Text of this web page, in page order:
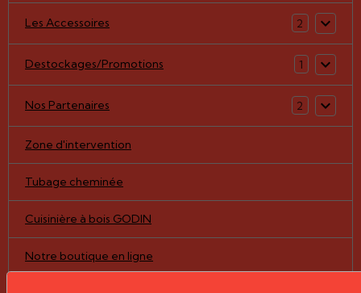
Les Accessoires 2
Destockages/Promotions 1
Nos Partenaires 2
Zone d'intervention
Tubage cheminée
Cuisinière à bois GODIN
Notre boutique en ligne